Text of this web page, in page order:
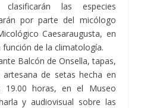
las especies
por parte del micólogo
Caesaraugusta, en
de la climatología.
Balcón de Onsella, tapas,
de setas hecha en
horas, en el Museo
y audiovisual sobre las